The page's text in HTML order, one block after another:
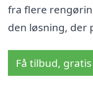
fra flere
den løsning, der
Få tilbud,